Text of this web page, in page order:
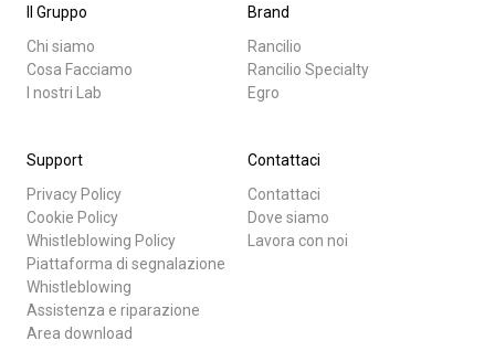
Il Gruppo
Chi siamo
Cosa Facciamo
I nostri Lab
Brand
Rancilio
Rancilio Specialty
Egro
Support
Privacy Policy
Cookie Policy
Whistleblowing Policy
Piattaforma di segnalazione
Whistleblowing
Assistenza e riparazione
Area download
Contattaci
Contattaci
Dove siamo
Lavora con noi